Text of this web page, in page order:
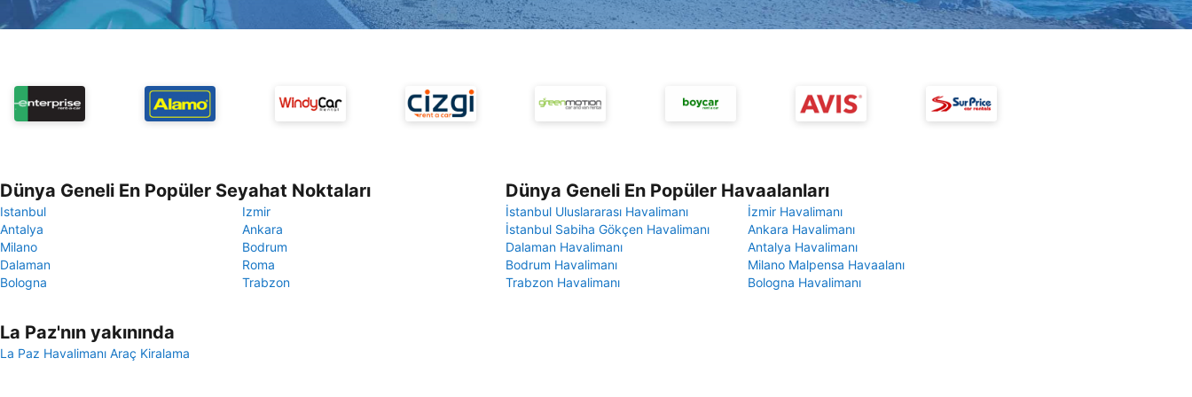
Dünya Geneli En Popüler Seyahat Noktaları
Istanbul
Izmir
Antalya
Ankara
Milano
Bodrum
Dalaman
Roma
Bologna
Trabzon
Dünya Geneli En Popüler Havaalanları
İstanbul Uluslararası Havalimanı
İzmir Havalimanı
İstanbul Sabiha Gökçen Havalimanı
Ankara Havalimanı
Dalaman Havalimanı
Antalya Havalimanı
Bodrum Havalimanı
Milano Malpensa Havaalanı
Trabzon Havalimanı
Bologna Havalimanı
La Paz'nın yakınında
La Paz Havalimanı Araç Kiralama